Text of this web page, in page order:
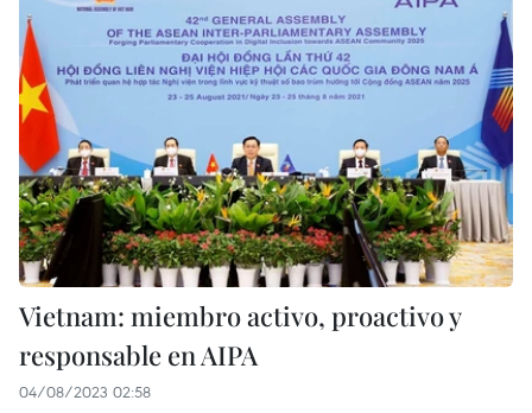
Vietnam: miembro activo, proactivo y
responsable en AIPA
04/08/2023 02:58